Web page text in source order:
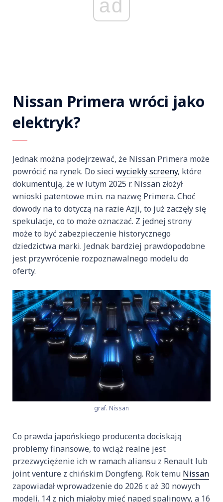
ad
Nissan Primera wróci jako
elektryk?
Jednak można podejrzewać, że Nissan Primera może
powrócić na rynek. Do sieci wyciekły screeny, które
dokumentują, że w lutym 2025 r. Nissan złożył
wnioski patentowe m.in. na nazwę Primera. Choć
dowody na to dotyczą na razie Azji, to już zaczęły się
spekulacje, co to może oznaczać. Z jednej strony
może to być zabezpieczenie historycznego
dziedzictwa marki. Jednak bardziej prawdopodobne
jest przywrócenie rozpoznawalnego modelu do
oferty.
graf. Nissan
Co prawda japońskiego producenta dociskają
problemy finansowe, to wciąż realne jest
przezwyciężenie ich w ramach aliansu z Renault lub
joint venture z chińskim Dongfeng. Rok temu Nissan
zapowiadał wprowadzenie do 2026 r. aż 30 nowych
modeli. 14 z nich miałoby mieć napęd spalinowy, a 16